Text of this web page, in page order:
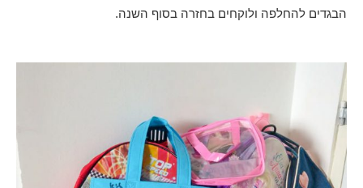
הבגדים להחלפה ולוקחים בחזרה בסוף השנה.